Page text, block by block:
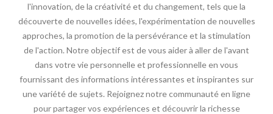
l'innovation, de la créativité et du changement, tels que la
découverte de nouvelles idées, l'expérimentation de nouvelles
approches, la promotion de la persévérance et la stimulation
de l'action. Notre objectif est de vous aider à aller de l'avant
dans votre vie personnelle et professionnelle en vous
fournissant des informations intéressantes et inspirantes sur
une variété de sujets. Rejoignez notre communauté en ligne
pour partager vos expériences et découvrir la richesse